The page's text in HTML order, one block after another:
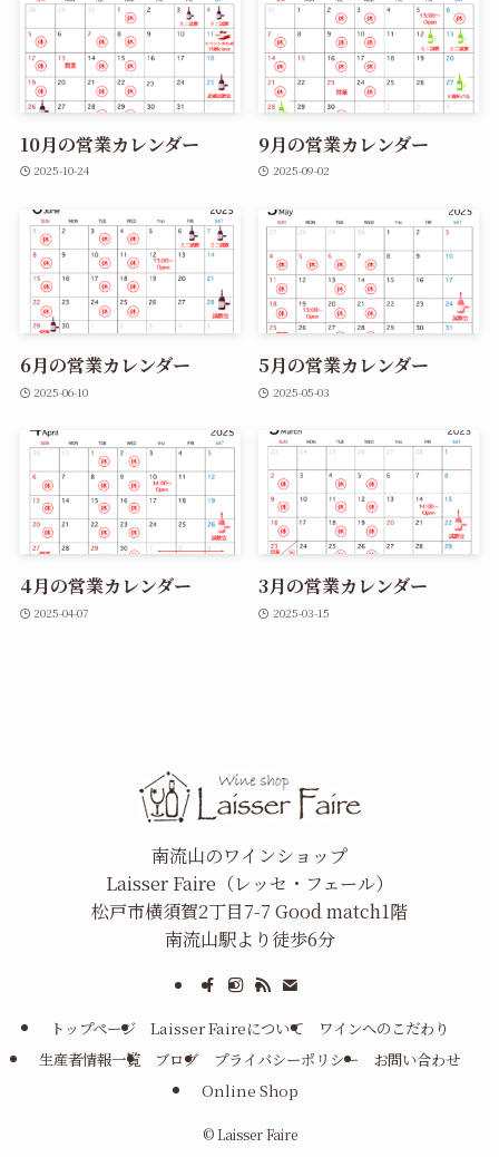
10月の営業カレンダー
2025-10-24
9月の営業カレンダー
2025-09-02
6月の営業カレンダー
2025-06-10
5月の営業カレンダー
2025-05-03
4月の営業カレンダー
2025-04-07
3月の営業カレンダー
2025-03-15
南流山のワインショップ
Laisser Faire（レッセ・フェール）
松戸市横須賀2丁目7-7 Good match1階
南流山駅より徒歩6分
トップページ Laisser Faireについて
ワインへのこだわり
生産者情報一覧
ブログ プライバシーポリシー
お問い合わせ
Online Shop
©Laisser Faire